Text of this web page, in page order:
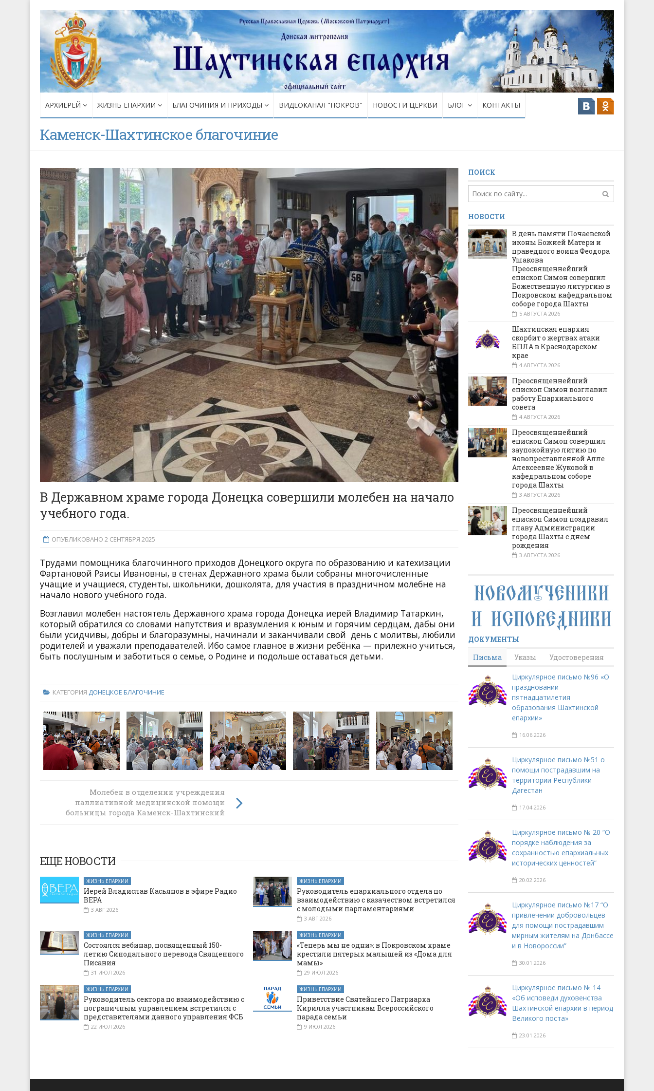
АРХИЕРЕЙ ЖИЗНЬ ЕПАРХИИ БЛАГОЧИНИЯ И ПРИХОДЫ ВИДЕОКАНАЛ "ПОКРОВ" НОВОСТИ ЦЕРКВИ БЛОГ КОНТАКТЫ
Каменск-Шахтинское благочиние
В Державном храме города Донецка совершили молебен на начало
учебного года.
ОПУБЛИКОВАНО 2 СЕНТЯБРЯ 2025
Трудами помощника благочинного приходов Донецкого округа по образованию и катехизации
Фартановой Раисы Ивановны, в стенах Державного храма были собраны многочисленные
учащие и учащиеся, студенты, школьники, дошколята, для участия в праздничном молебне на
начало нового учебного года.
Возглавил молебен настоятель Державного храма города Донецка иерей Владимир Татаркин,
который обратился со словами напутствия и вразумления к юным и горячим сердцам, дабы они
были усидчивы, добры и благоразумны, начинали и заканчивали свой день с молитвы, любили
родителей и уважали преподавателей. Ибо самое главное в жизни ребёнка — прилежно учиться,
быть послушным и заботиться о семье, о Родине и подольше оставаться детьми.
КАТЕГОРИЯ ДОНЕЦКОЕ БЛАГОЧИНИЕ
В Донецке прозвенели первые звонки
Молебен в отделении учреждения
паллиативной медицинской помощи
больницы города Каменск-Шахтинский
ЕЩЕ НОВОСТИ
ЖИЗНЬ ЕПАРХИИ
Иерей Владислав Касьянов в эфире Радио
ВЕРА
3 АВГ 2026
ЖИЗНЬ ЕПАРХИИ
Руководитель епархиального отдела по
взаимодействию с казачеством встретился
с молодыми парламентариями
3 АВГ 2026
ЖИЗНЬ ЕПАРХИИ
Состоялся вебинар, посвященный 150-
летию Синодального перевода Священного
Писания
31 ИЮЛ 2026
ЖИЗНЬ ЕПАРХИИ
«Теперь мы не одни»: в Покровском храме
крестили пятерых малышей из «Дома для
мамы»
29 ИЮЛ 2026
ЖИЗНЬ ЕПАРХИИ
Руководитель сектора по взаимодействию с
пограничным управлением встретился с
представителями данного управления ФСБ
22 ИЮЛ 2026
ЖИЗНЬ ЕПАРХИИ
Приветствие Святейшего Патриарха
Кирилла участникам Всероссийского
парада семьи
9 ИЮЛ 2026
ПОИСК
НОВОСТИ
В день памяти Почаевской
иконы Божией Матери и
праведного воина Феодора
Ушакова
Преосвященнейший
епископ Симон совершил
Божественную литургию в
Покровском кафедральном
соборе города Шахты
5 АВГУСТА 2026
Шахтинская епархия
скорбит о жертвах атаки
БПЛА в Краснодарском
крае
4 АВГУСТА 2026
Преосвященнейший
епископ Симон возглавил
работу Епархиального
совета
4 АВГУСТА 2026
Преосвященнейший
епископ Симон совершил
заупокойную литию по
новопреставленной Алле
Алексеевне Жуковой в
кафедральном соборе
города Шахты
3 АВГУСТА 2026
Преосвященнейший
епископ Симон поздравил
главу Администрации
города Шахты с днем
рождения
3 АВГУСТА 2026
ДОКУМЕНТЫ
Письма
Указы Удостоверения
Циркулярное письмо №96 «О
праздновании
пятнадцатилетия
образования Шахтинской
епархии»
16.06.2026
Циркулярное письмо №51 о
помощи пострадавшим на
территории Республики
Дагестан
17.04.2026
Циркулярное письмо № 20 “О
порядке наблюдения за
сохранностью епархиальных
исторических ценностей”
20.02.2026
Циркулярное письмо №17 “О
привлечении добровольцев
для помощи пострадавшим
мирным жителям на Донбассе
и в Новороссии”
30.01.2026
Циркулярное письмо № 14
«Об исповеди духовенства
Шахтинской епархии в период
Великого поста»
23.01.2026